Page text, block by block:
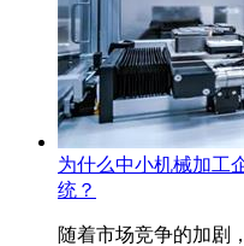
为什么中小机械加工
统？
随着市场竞争的加剧